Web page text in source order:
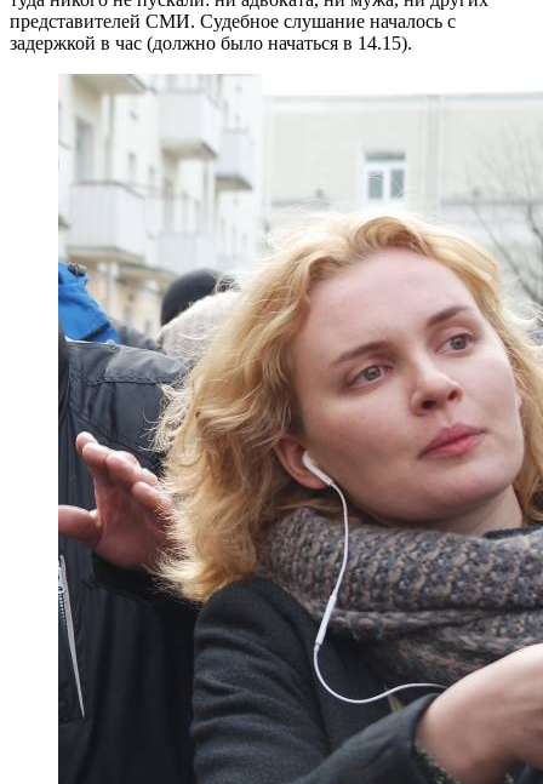
представителей СМИ. Судебное слушание началось с
задержкой в час (должно было начаться в 14.15).